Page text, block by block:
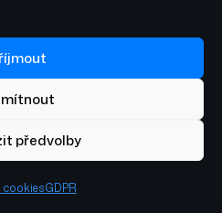
předvolby
GDPR
bezpečná, s šifrováním
dat a biometrickou
ochranou. Nemusíte se
starat o technické
garantujeme stabilní
pro plynulý chod a